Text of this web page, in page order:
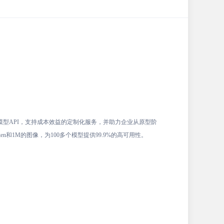
API，支持成本效益的定制化服务，并助力企业从原型阶
1M的图像，为100多个模型提供99.9%的高可用性。